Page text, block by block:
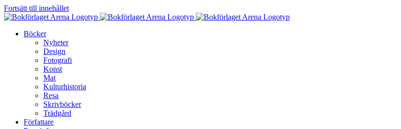
Fortsätt till innehållet
Böcker
Nyheter
Design
Fotografi
Konst
Mat
Kulturhistoria
Resa
Skrivböcker
Trädgård
Författare